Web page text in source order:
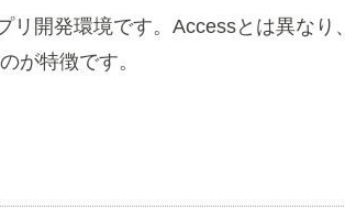
開発環境です。Accessとは異なり、
が特徴です。